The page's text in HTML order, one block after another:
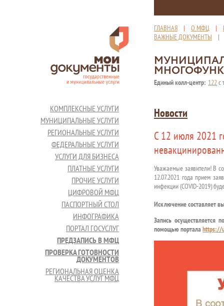
ГЛАВНАЯ | О МФЦ |
ВАЖНЫЕ ДОКУМЕНТЫ
Единый колл-центр: 122с
КОМПЛЕКСНЫЕ УСЛУГИ
МУНИЦИПАЛЬНЫЕ УСЛУГИ
РЕГИОНАЛЬНЫЕ УСЛУГИ
ФЕДЕРАЛЬНЫЕ УСЛУГИ
УСЛУГИ ДЛЯ БИЗНЕСА
ПЛАТНЫЕ УСЛУГИ
ПРОЧИЕ УСЛУГИ
ЦИФРОВОЙ МФЦ
ПАСПОРТНЫЙ СТОЛ
ИНФОГРАФИКА
ПОРТАЛ ГОСУСЛУГ
ПРЕДЗАПИСЬ В МФЦ
ПРОВЕРКА ГОТОВНОСТИ
ДОКУМЕНТОВ
РЕГИОНАЛЬНАЯ ОЦЕНКА
КАЧЕСТВА УСЛУГ МФЦ
Новости
C 12 июля 2021
Уважаемые заявители! В
12.07.2021 года прием
инфекции (COVID-2019)
Исключение составляет
Запись осуществляется
помощью порталаhttps://